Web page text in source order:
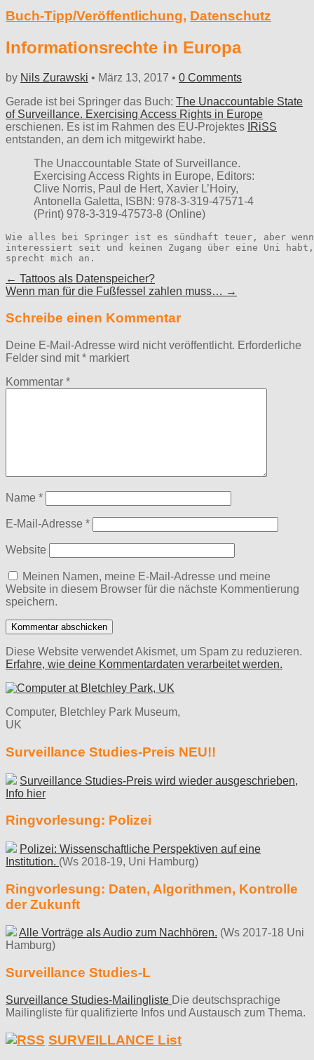
Buch-Tipp/Veröffentlichung, Datenschutz
Informationsrechte in Europa
by Nils Zurawski • März 13, 2017 • 0 Comments
Gerade ist bei Springer das Buch: The Unaccountable State
of Surveillance. Exercising Access Rights in Europe
erschienen. Es ist im Rahmen des EU-Projektes IRiSS
entstanden, an dem ich mitgewirkt habe.
The Unaccountable State of Surveillance.
Exercising Access Rights in Europe, Editors:
Clive Norris, Paul de Hert, Xavier L’Hoiry,
Antonella Galetta, ISBN: 978-3-319-47571-4
(Print) 978-3-319-47573-8 (Online)
Wie alles bei Springer ist es sündhaft teuer, aber
interessiert seit und keinen Zugang über eine Uni
sprecht mich an.
Post
navigation
← Tattoos als Datenspeicher?
Wenn man für die Fußfessel zahlen muss… →
Schreibe einen Kommentar
Deine E-Mail-Adresse wird nicht veröffentlicht. Erforderliche
Felder sind mit* markiert
Kommentar *
Name *
E-Mail-Adresse *
Website
Meinen Namen, meine E-Mail-Adresse und meine
Website in diesem Browser für die nächste Kommentierung
speichern.
Diese Website verwendet Akismet, um Spam zu reduzieren.
Erfahre, wie deine Kommentardaten verarbeitet werden.
Computer, Bletchley Park Museum,
UK
Surveillance Studies-Preis NEU!!
Surveillance Studies-Preis wird wieder ausgeschrieben,
Info hier
Ringvorlesung: Polizei
Polizei: Wissenschaftliche Perspektiven auf eine
Institution. (Ws 2018-19, Uni Hamburg)
Ringvorlesung: Daten, Algorithmen, Kontrolle
der Zukunft
Alle Vorträge als Audio zum Nachhören. (Ws 2017-18 Uni
Hamburg)
Surveillance Studies-L
Surveillance Studies-Mailingliste Die deutschsprachige
Mailingliste für qualifizierte Infos und Austausch zum Thema.
SURVEILLANCE List